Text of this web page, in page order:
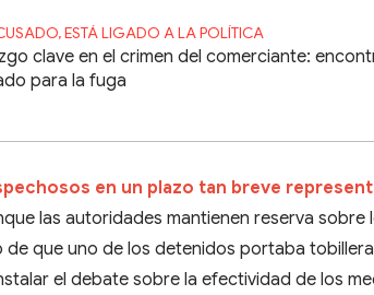
ESTÁ LIGADO A LA POLÍTICA
clave en el crimen del comerciante:
para la fuga
en un plazo tan breve
las autoridades mantienen reserva sobre
de que uno de los detenidos portaba
el debate sobre la efectividad de los